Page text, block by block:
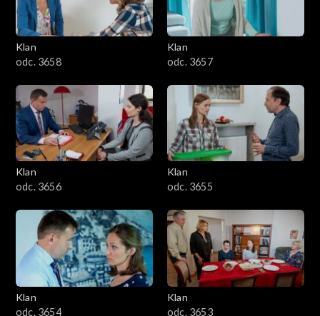
Klan
odc. 3658
Klan
odc. 3657
Klan
odc. 3656
Klan
odc. 3655
Klan
odc. 3654
Klan
odc. 3653